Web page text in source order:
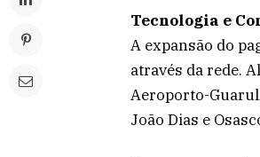
Tecnologia e
A expansão do
através da rede.
Aeroporto-
João Dias e